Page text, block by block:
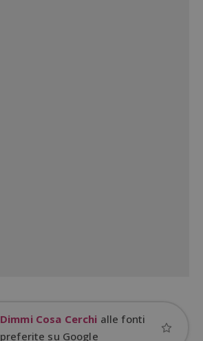
Dimmi Cosa Cerchi alle fonti
preferite su Google